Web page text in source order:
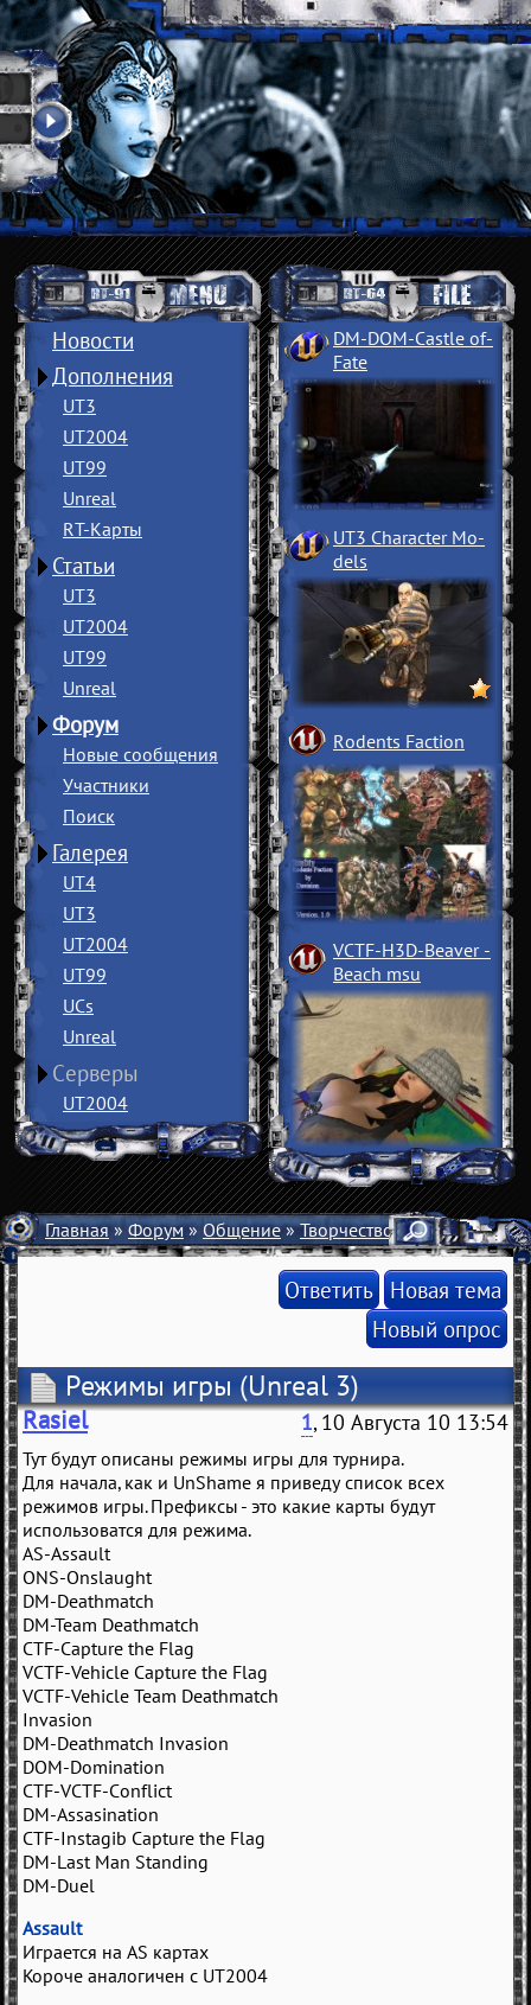
Новости
Дополнения
UT3
UT2004
UT99
Unreal
RT-Карты
Статьи
UT3
UT2004
UT99
Unreal
Форум
Новые сообщения
Участники
Поиск
Галерея
UT4
UT3
UT2004
UT99
UCs
Unreal
Серверы
UT2004
DM-DOM-Castle of­
Fate
UT3 Character Mo­
dels
Rodents Faction
VCTF-H3D-Beaver ­
Beach msu
Главная»Форум»Общение»Творчество»Unreal 3»
Ответить Новая тема
Новый опрос
Режимы игры (Unreal 3)
Rasiel 1, 10 Августа 10 13:54
Тут будут описаны режимы игры для турнира.
Для начала, как и UnShame я приведу список всех
режимов игры. Префиксы - это какие карты будут
использоватся для режима.
AS-Assault
ONS-Onslaught
DM-Deathmatch
DM-Team Deathmatch
CTF-Capture the Flag
VCTF-Vehicle Capture the Flag
VCTF-Vehicle Team Deathmatch
Invasion
DM-Deathmatch Invasion
DOM-Domination
CTF-VCTF-Conflict
DM-Assasination
CTF-Instagib Capture the Flag
DM-Last Man Standing
DM-Duel
Assault
Играется на AS картах
Короче аналогичен с UT2004